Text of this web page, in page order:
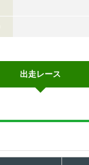
出走レース